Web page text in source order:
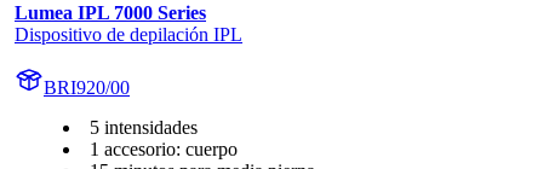
Lumea IPL 7000 Series
Dispositivo de depilación IPL
BRI920/00
5 intensidades
1 accesorio: cuerpo